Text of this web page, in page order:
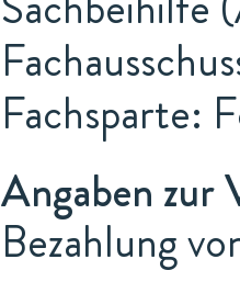
Fachsparte:
Angaben zur
Bezahlung